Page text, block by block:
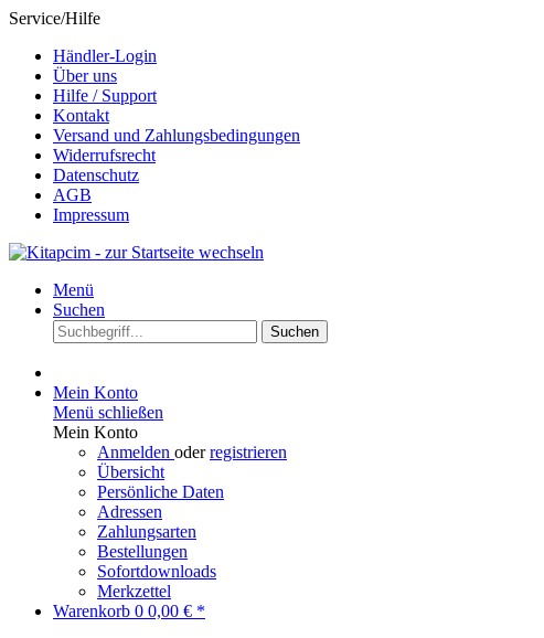
Service/Hilfe
Händler-Login
Über uns
Hilfe / Support
Kontakt
Versand und Zahlungsbedingungen
Widerrufsrecht
Datenschutz
AGB
Impressum
Menü
Suchen
Suchen
Mein Konto
Menü schließen
Mein Konto
Anmelden oderregistrieren
Übersicht
Persönliche Daten
Adressen
Zahlungsarten
Bestellungen
Sofortdownloads
Merkzettel
Warenkorb 0 0,00 € *